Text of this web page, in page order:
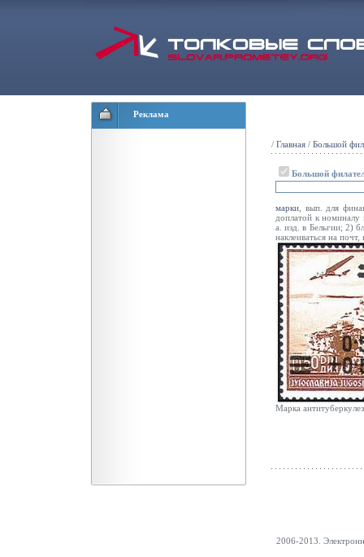
Реклама
/ Главная / Большой
Большой
марки , вып. для
доплатой к
а. изд. в Бельгии; 2)
наклеиваться на
Марка
2006-2013.